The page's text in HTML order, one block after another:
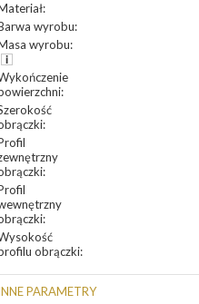
:
wyrobu:
wyrobu:
:
:
:
:
obrączki:
PARAMETRY